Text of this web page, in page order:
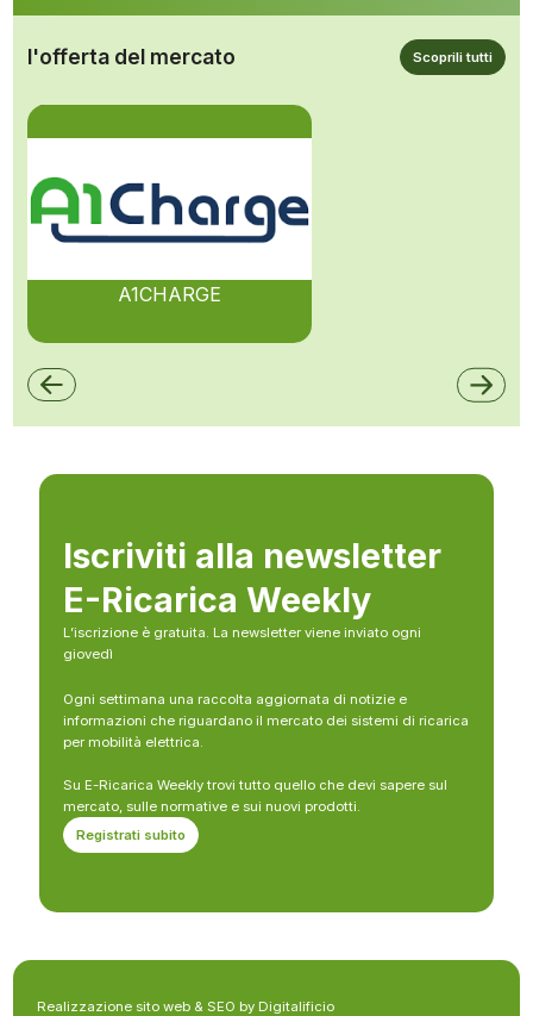
l'offerta del mercato Scoprili tutti
A1CHARGE
Iscriviti alla newsletter
E-Ricarica Weekly
L’iscrizione è gratuita. La newsletter viene inviato ogni
giovedì
Ogni settimana una raccolta aggiornata di notizie e
informazioni che riguardano il mercato dei sistemi di ricarica
per mobilità elettrica.
Su E-Ricarica Weekly trovi tutto quello che devi sapere sul
mercato, sulle normative e sui nuovi prodotti.
Registrati subito
Realizzazione sito web & SEO by Digitalificio